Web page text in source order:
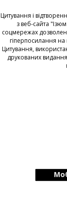
Цитування і
з веб-сайта
соцмережах
гіперпосилання
Цитування,
друкованих